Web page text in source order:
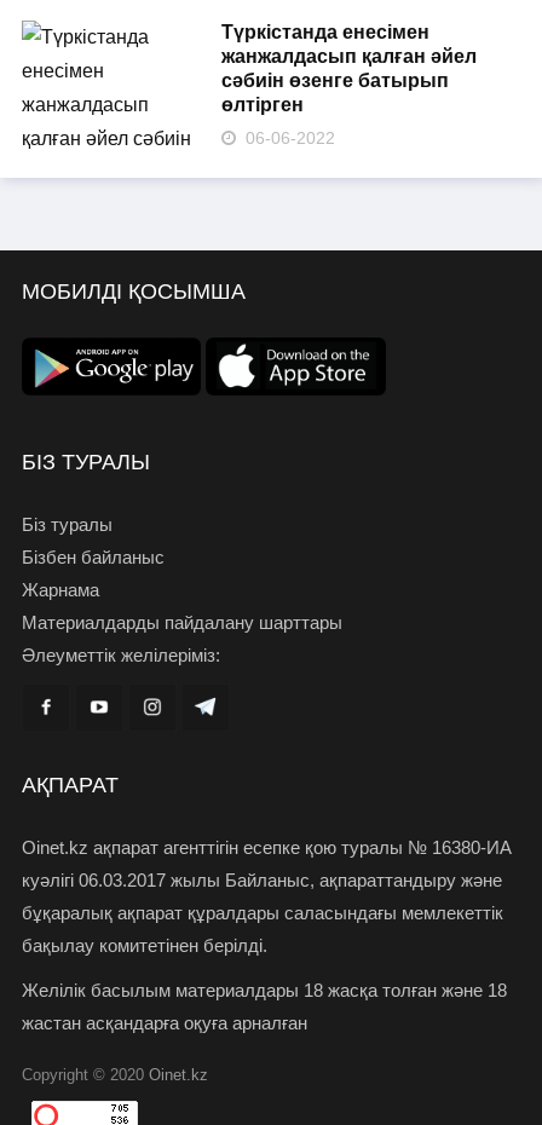
Түркістанда енесімен
жанжалдасып қалған әйел
сәбиін өзенге батырып
өлтірген
06-06-2022
МОБИЛДІ ҚОСЫМША
БІЗ ТУРАЛЫ
Біз туралы
Бізбен байланыс
Жарнама
Материалдарды пайдалану шарттары
Әлеуметтік желілеріміз:
АҚПАРАТ
Oinet.kz ақпарат агенттігін есепке қою туралы № 16380-ИА
куәлігі 06.03.2017 жылы Байланыс, ақпараттандыру және
бұқаралық ақпарат құралдары саласындағы мемлекеттік
бақылау комитетінен берілді.
Желілік басылым материалдары 18 жасқа толған және 18
жастан асқандарға оқуға арналған
Copyright © 2020 Oinet.kz